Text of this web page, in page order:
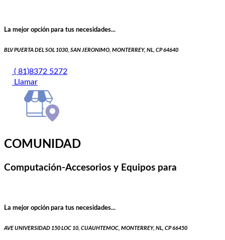
La mejor opción para tus necesidades...
BLV PUERTA DEL SOL 1030, SAN JERONIMO, MONTERREY, NL, CP 64640
( 81)8372 5272
Llamar
COMUNIDAD
Computación-Accesorios y Equipos para
La mejor opción para tus necesidades...
AVE UNIVERSIDAD 150 LOC 10, CUAUHTEMOC, MONTERREY, NL, CP 66450